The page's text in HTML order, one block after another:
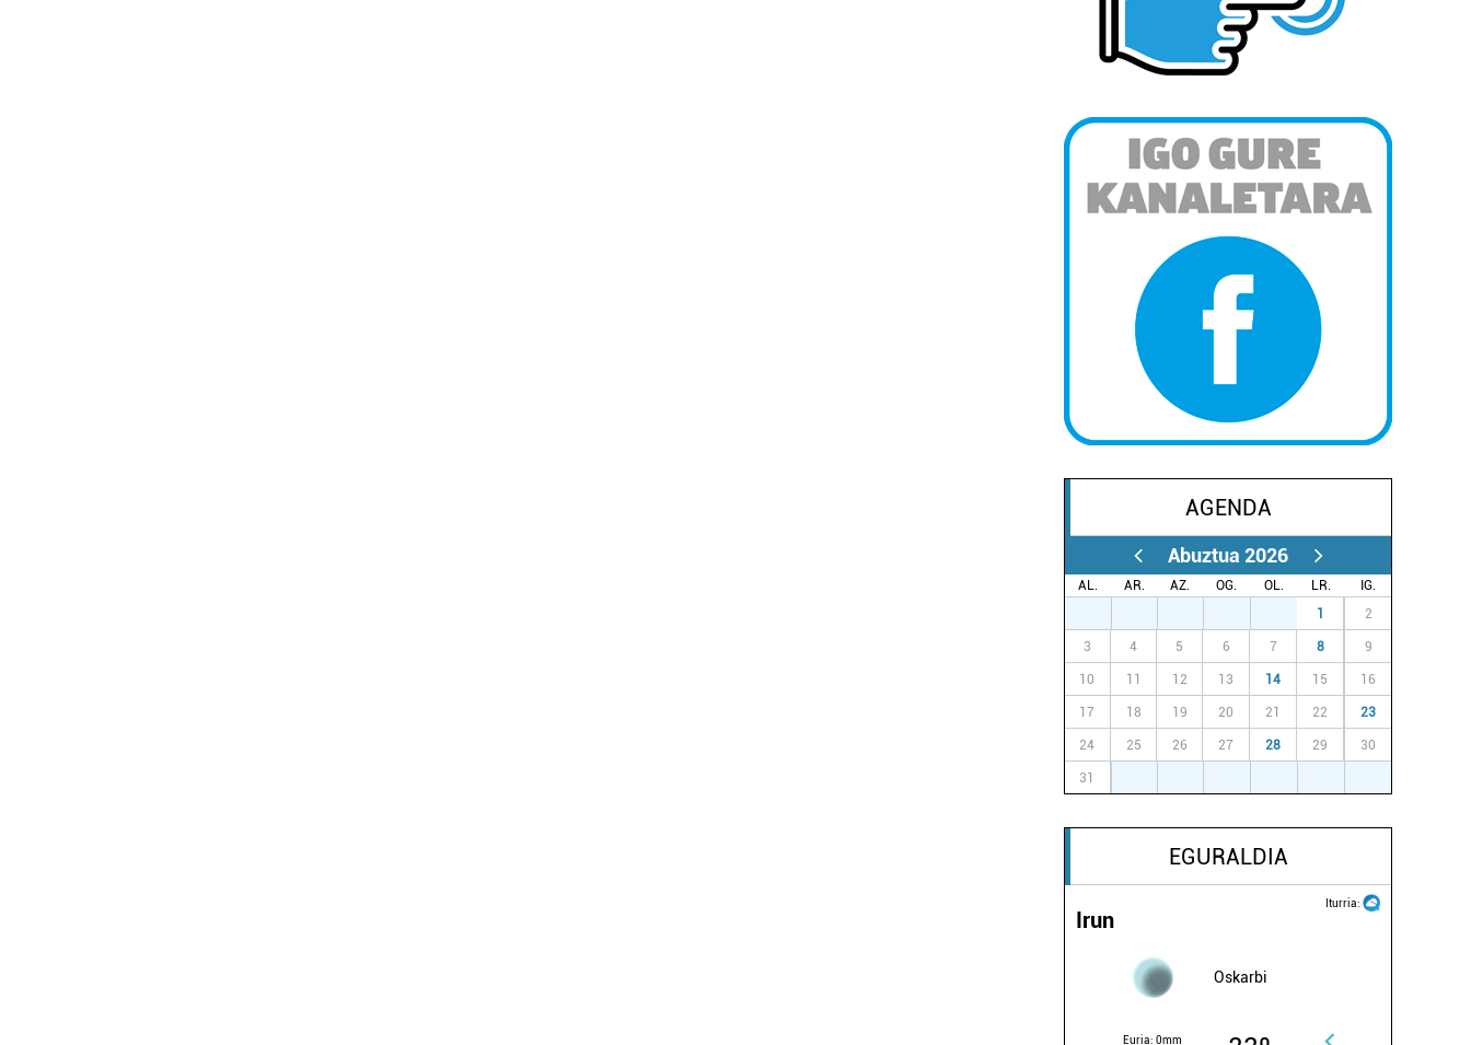
AGENDA
Abuztua 2026
AL. AR. AZ. OG. OL. LR.
IG.
1 2
3 4 5 6 7 8 9
10 11 12 13 14 15 16
17 18 19 20 21 22 23
24 25 26 27 28 29 30
31
EGURALDIA
Iturria:
Irun
Oskarbi
Euria: 0mm